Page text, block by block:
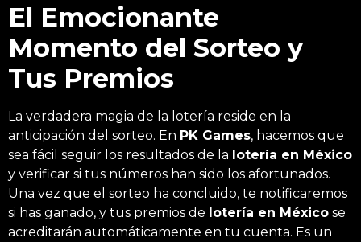
El Emocionante
Momento del Sorteo y
Tus Premios
La verdadera magia de la lotería reside en la
anticipación del sorteo. En PK Games, hacemos que
sea fácil seguir los resultados de la lotería en México
y verificar si tus números han sido los afortunados.
Una vez que el sorteo ha concluido, te notificaremos
si has ganado, y tus premios de lotería en México se
acreditarán automáticamente en tu cuenta. Es un